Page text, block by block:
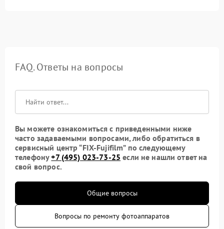
FAQ. Ответы на вопросы
Вы можете ознакомиться с приведенными ниже
часто задаваемыми вопросами, либо обратиться в
сервисный центр “FIX-Fujifilm” по следующему
телефону+7 (495) 023-73-25 если не нашли ответ на
свой вопрос.
Общие вопросы
Вопросы по ремонту фотоаппаратов